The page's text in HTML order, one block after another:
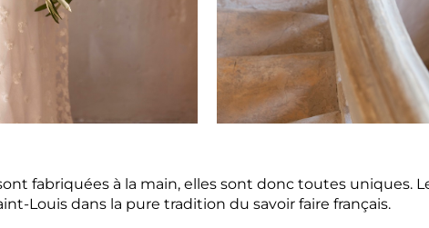
fabriquées à la main, elles sont donc toutes uniques.
Louis dans la pure tradition du savoir faire français.